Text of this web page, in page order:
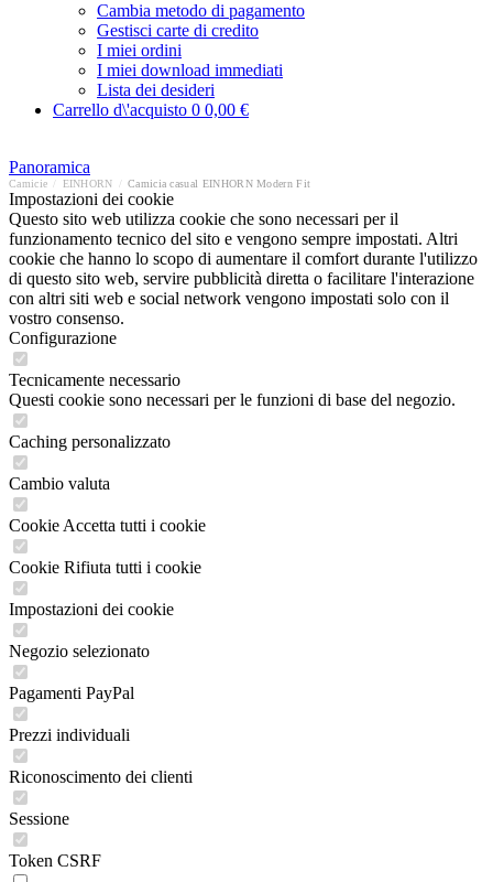
Cambia metodo di pagamento
Gestisci carte di credito
I miei ordini
I miei download immediati
Lista dei desideri
Carrello d\'acquisto 0 0,00 €
Panoramica
Camicie EINHORN Camicia casual EINHORN Modern Fit
Impostazioni dei cookie
Questo sito web utilizza cookie che sono necessari per il
funzionamento tecnico del sito e vengono sempre impostati. Altri
cookie che hanno lo scopo di aumentare il comfort durante l'utilizzo
di questo sito web, servire pubblicità diretta o facilitare l'interazione
con altri siti web e social network vengono impostati solo con il
vostro consenso.
Configurazione
Tecnicamente necessario
Questi cookie sono necessari per le funzioni di base del negozio.
Caching personalizzato
Cambio valuta
Cookie Accetta tutti i cookie
Cookie Rifiuta tutti i cookie
Impostazioni dei cookie
Negozio selezionato
Pagamenti PayPal
Prezzi individuali
Riconoscimento dei clienti
Sessione
Token CSRF